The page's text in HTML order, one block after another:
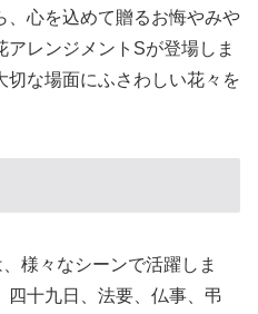
、心を込めて贈るお悔やみや
レンジメントSが登場しま
切な場面にふさわしい花々を
様々なシーンで活躍しま
四十九日、法要、仏事、弔